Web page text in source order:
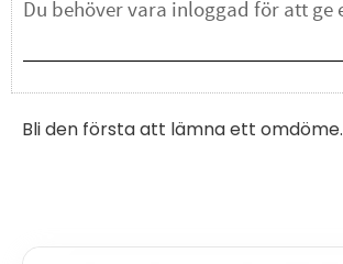
Bli den första att lämna ett omdöme.